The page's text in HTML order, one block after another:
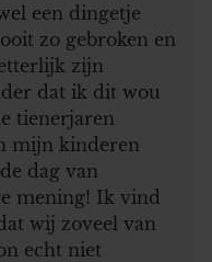
een dingetje
zo gebroken en
zijn
dat ik dit wou
tienerjaren
mijn kinderen
dag van
mening! Ik vind
wij zoveel van
echt niet